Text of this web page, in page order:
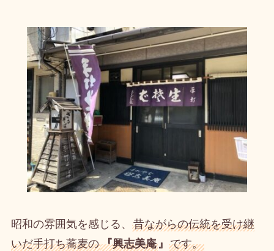
昭和の雰囲気を感じる、 昔ながらの伝統を受け継
いだ手打ち蕎麦の 『興志美庵』 です。